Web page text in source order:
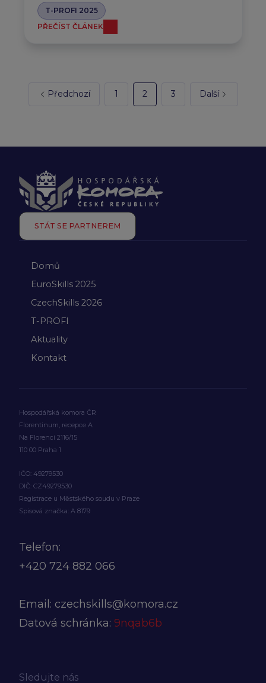
T-PROFI 2025
PŘEČÍST ČLÁNEK
Předchozí 1 2 3 Další
STÁT SE PARTNEREM
Domů
EuroSkills 2025
CzechSkills 2026
T-PROFI
Aktuality
Kontakt
Hospodářská komora ČR
Florentinum, recepce A
Na Florenci 2116/15
110 00 Praha 1
IČO: 49279530
DIČ: CZ49279530
Registrace u Městského soudu v Praze
Spisová značka: A 8179
Telefon:
+420 724 882 066
Email: czechskills@komora.cz
Datová schránka: 9nqab6b
Sledujte nás